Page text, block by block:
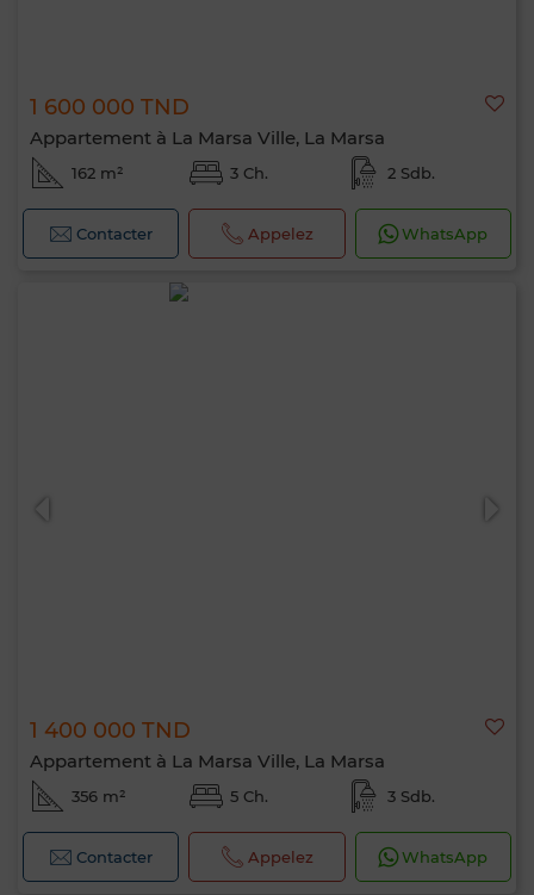
1 600 000 TND
Appartement à La Marsa Ville, La Marsa
162 m² 3 Ch. 2 Sdb.
Contacter Appelez WhatsApp
1 400 000 TND
Appartement à La Marsa Ville, La Marsa
356 m² 5 Ch. 3 Sdb.
Contacter Appelez WhatsApp